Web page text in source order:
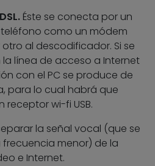
Éste se conecta por un
como un módem
otro al descodificador. Si se
línea de acceso a Internet
con el PC se produce de
para lo cual habrá que
receptor wi-fi USB.
la señal vocal (que se
menor) de la
e Internet.